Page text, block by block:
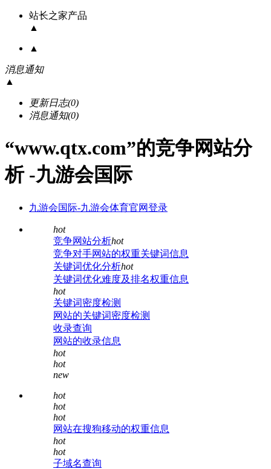
站长之家产品
▲
▲
消息通知
▲
更新日志(0)
消息通知(0)
“www.qtx.com”的竞争网站分
析 -九游会国际
九游会国际-九游会体育官网登录
hot
竞争网站分析hot
竞争对手网站的权重关键词信息
关键词优化分析hot
关键词优化难度及排名权重信息
hot
关键词密度检测
网站的关键词密度检测
收录查询
网站的收录信息
hot
hot
new
hot
hot
hot
网站在搜狗移动的权重信息
hot
hot
子域名查询